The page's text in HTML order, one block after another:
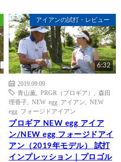
アイアンの試打・レビュー
6:32
2019.09.09
青山薫
PRGR（プロギア）
森田
理香子
NEW egg アイアン
NEW
egg フォージドアイアン
プロギア NEW egg アイア
ン/NEW egg フォージドアイ
アン（2019年モデル） 試打
インプレッション｜プロゴル